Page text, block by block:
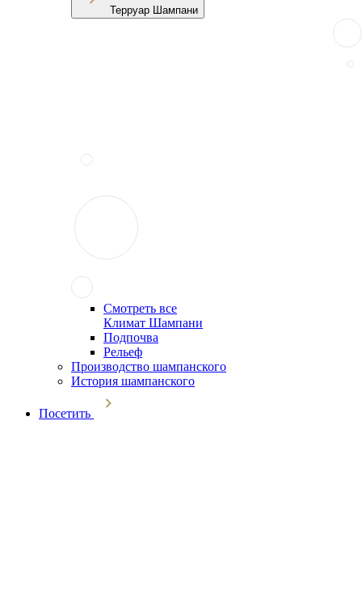
Терруар Шампани
Смотреть все
Климат Шампани
Подпочва
Рельеф
Производство шампанского
История шампанского
Посетить